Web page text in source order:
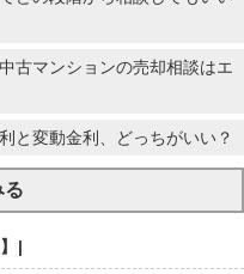
古マンションの売却相談はエ
と変動金利、どっちがいい？
る
|